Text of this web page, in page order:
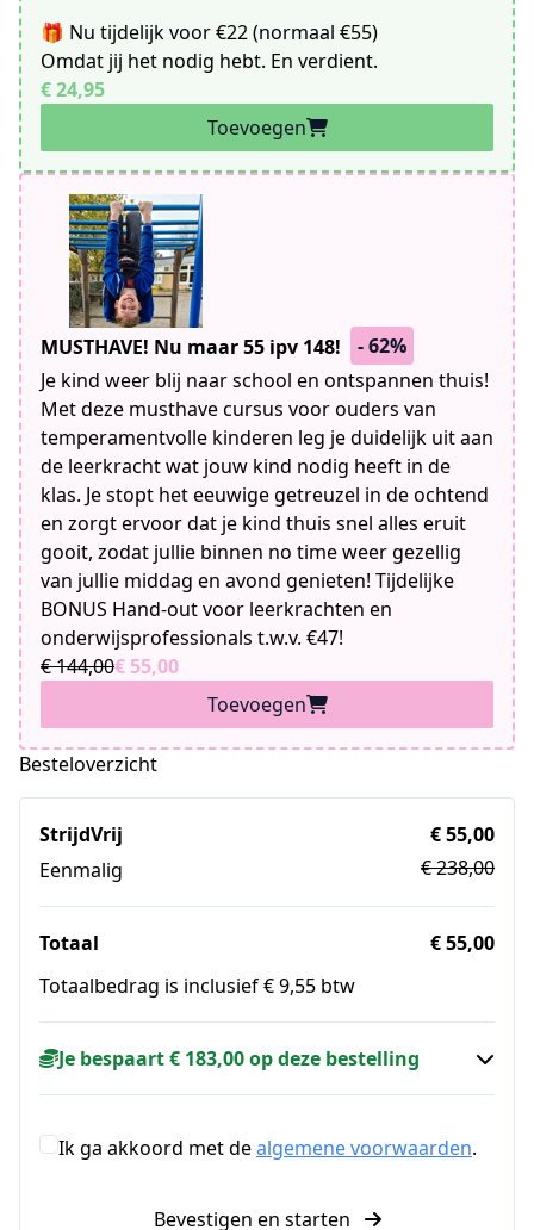
🎁 Nu tijdelijk voor €22 (normaal €55)
Omdat jij het nodig hebt. En verdient.
€ 24,95
Toevoegen
MUSTHAVE! Nu maar 55 ipv 148!
- 62%
Je kind weer blij naar school en ontspannen thuis!
Met deze musthave cursus voor ouders van
temperamentvolle kinderen leg je duidelijk uit aan
de leerkracht wat jouw kind nodig heeft in de
klas. Je stopt het eeuwige getreuzel in de ochtend
en zorgt ervoor dat je kind thuis snel alles eruit
gooit, zodat jullie binnen no time weer gezellig
van jullie middag en avond genieten! Tijdelijke
BONUS Hand-out voor leerkrachten en
onderwijsprofessionals t.w.v. €47!
€ 144,00€ 55,00
Toevoegen
Besteloverzicht
StrijdVrij
Eenmalig
€ 55,00
€ 238,00
Totaal
€ 55,00
Totaalbedrag is inclusief € 9,55 btw
Je bespaart € 183,00 op deze bestelling
Ik ga akkoord met dealgemene voorwaarden.
Bevestigen en starten